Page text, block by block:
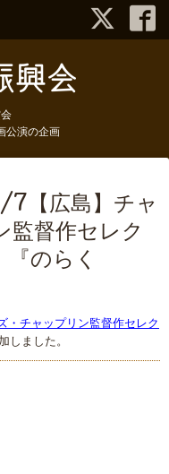
公演の企画
7【広島】チャ
監督作セレク
のらく
チャップリン監督作セレク
しました。